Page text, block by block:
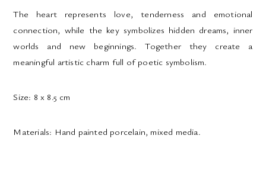
The heart represents love, tenderness and emotional
connection, while the key symbolizes hidden dreams, inner
worlds and new beginnings. Together they create a
meaningful artistic charm full of poetic symbolism.
Size: 8 x 8.5 cm
Materials: Hand painted porcelain, mixed media.